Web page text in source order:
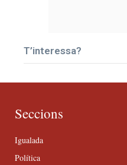
T’interessa?
Seccions
Igualada
Política